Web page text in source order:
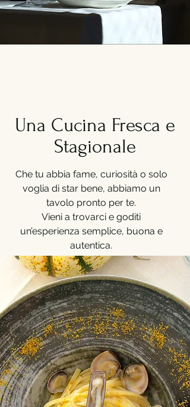
Una Cucina Fresca e
Stagionale
Che tu abbia fame, curiosità o solo
voglia di star bene, abbiamo un
tavolo pronto per te.
Vieni a trovarci e goditi
un’esperienza semplice, buona e
autentica.